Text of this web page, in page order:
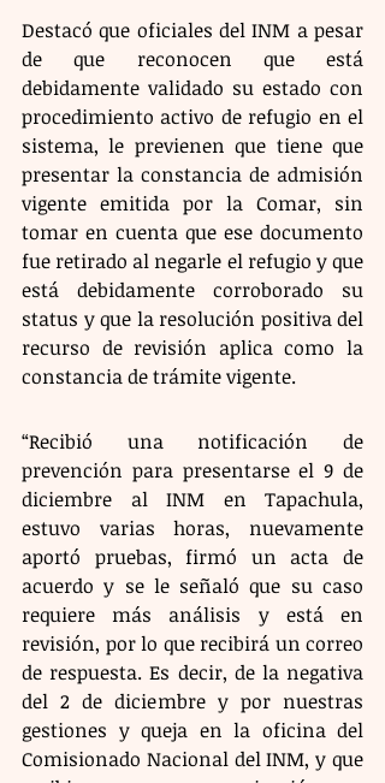
Destacó que oficiales del INM a pesar
de que reconocen que está
debidamente validado su estado con
procedimiento activo de refugio en el
sistema, le previenen que tiene que
presentar la constancia de admisión
vigente emitida por la Comar, sin
tomar en cuenta que ese documento
fue retirado al negarle el refugio y que
está debidamente corroborado su
status y que la resolución positiva del
recurso de revisión aplica como la
constancia de trámite vigente.
“Recibió una notificación de
prevención para presentarse el 9 de
diciembre al INM en Tapachula,
estuvo varias horas, nuevamente
aportó pruebas, firmó un acta de
acuerdo y se le señaló que su caso
requiere más análisis y está en
revisión, por lo que recibirá un correo
de respuesta. Es decir, de la negativa
del 2 de diciembre y por nuestras
gestiones y queja en la oficina del
Comisionado Nacional del INM, y que